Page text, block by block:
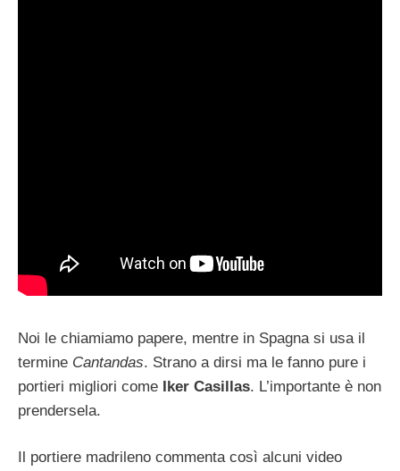
Noi le chiamiamo papere, mentre in Spagna si usa il
termine Cantandas. Strano a dirsi ma le fanno pure i
portieri migliori come Iker Casillas. L’importante è non
prendersela.
Il portiere madrileno commenta così alcuni video